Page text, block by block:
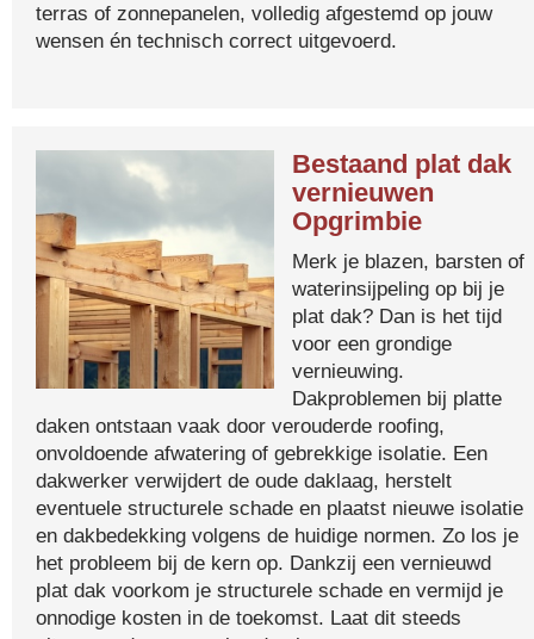
terras of zonnepanelen, volledig afgestemd op jouw
wensen én technisch correct uitgevoerd.
Bestaand plat dak
vernieuwen
Opgrimbie
Merk je blazen, barsten of
waterinsijpeling op bij je
plat dak? Dan is het tijd
voor een grondige
vernieuwing.
Dakproblemen bij platte
daken ontstaan vaak door verouderde roofing,
onvoldoende afwatering of gebrekkige isolatie. Een
dakwerker verwijdert de oude daklaag, herstelt
eventuele structurele schade en plaatst nieuwe isolatie
en dakbedekking volgens de huidige normen. Zo los je
het probleem bij de kern op. Dankzij een vernieuwd
plat dak voorkom je structurele schade en vermijd je
onnodige kosten in de toekomst. Laat dit steeds